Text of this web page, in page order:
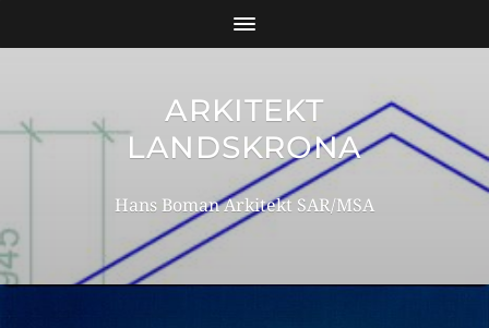
ARKITEKT
LANDSKRONA
Hans Boman Arkitekt SAR/MSA